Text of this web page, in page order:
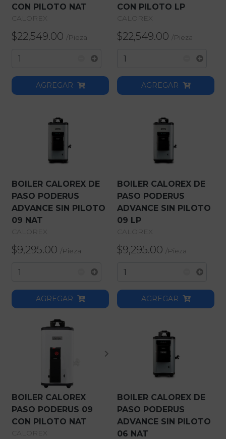
CON PILOTO NAT
CALOREX
$22,549.00 /Pieza
AGREGAR
CON PILOTO LP
CALOREX
$22,549.00 /Pieza
AGREGAR
BOILER CALOREX DE
PASO PODERUS
ADVANCE SIN PILOTO
09 NAT
CALOREX
$9,295.00 /Pieza
AGREGAR
BOILER CALOREX DE
PASO PODERUS
ADVANCE SIN PILOTO
09 LP
CALOREX
$9,295.00 /Pieza
AGREGAR
BOILER CALOREX
PASO PODERUS 09
CON PILOTO NAT
CALOREX
BOILER CALOREX DE
PASO PODERUS
ADVANCE SIN PILOTO
06 NAT